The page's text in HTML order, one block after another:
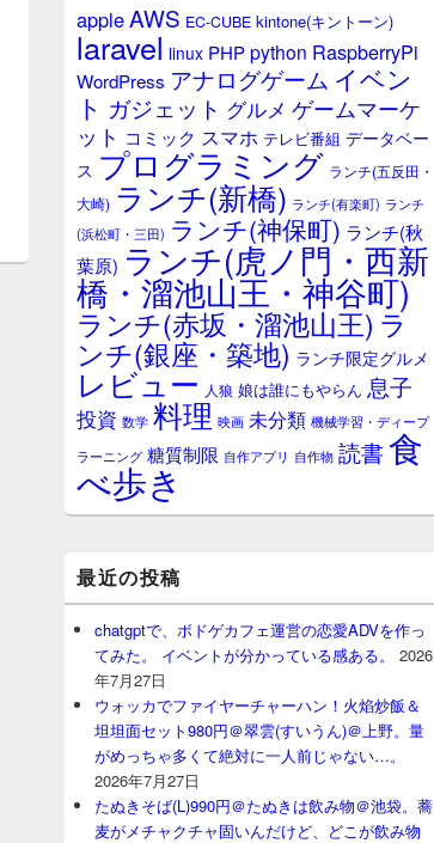
ジ
ッ
ト
appleAWS EC-CUBE kintone(キントーン)
laravel linux PHPpython RaspberryPi
WordPress アナログゲーム イベン
ト ガジェット グルメ ゲームマーケ
ット コミック スマホ テレビ番組 データベー
ス プログラミング ランチ(五反田・
大崎) ランチ(新橋) ランチ(有楽町) ランチ
(浜松町・三田) ランチ(神保町) ランチ(秋
葉原) ランチ(虎ノ門・西新
橋・溜池山王・神谷町)
ランチ(赤坂・溜池山王) ラ
ンチ(銀座・築地) ランチ限定グルメ
レビュー 人狼 娘は誰にもやらん 息子
投資 数学 料理 映画 未分類 機械学習・ディープ
ラーニング 糖質制限 自作アプリ 自作物 読書食
べ歩き
最近の投稿
chatgptで、ボドゲカフェ運営の恋愛ADVを作っ
てみた。 イベントが分かっている感ある。
2026
年7月27日
ウォッカでファイヤーチャーハン！火焰炒飯＆
坦坦面セット980円＠翠雲(すいうん)＠上野。量
がめっちゃ多くて絶対に一人前じゃない…。
2026年7月27日
たぬきそば(L)990円＠たぬきは飲み物＠池袋。蕎
麦がメチャクチャ固いんだけど、どこが飲み物